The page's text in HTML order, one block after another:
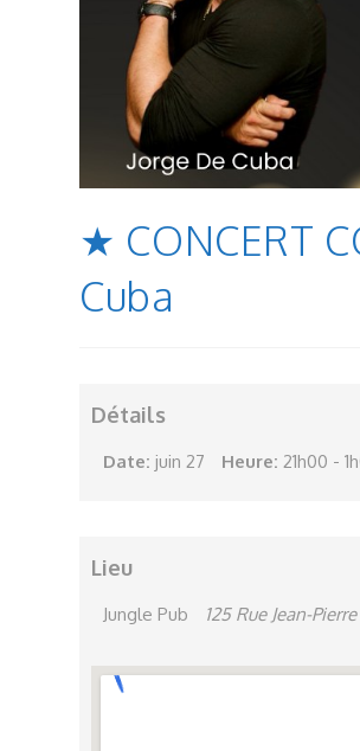
★ CONCERT
Cuba
Détails
Date: juin 27 Heure: 21h00 -
Lieu
Jungle Pub 125 Rue Jean-